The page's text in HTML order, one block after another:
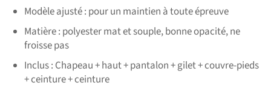
Modèle ajusté: pour un maintien à toute épreuve
Matière : polyester mat et souple, bonne opacité, ne
froisse pas
Inclus : Chapeau + haut + pantalon + gilet + couvre-pieds
+ ceinture + ceinture